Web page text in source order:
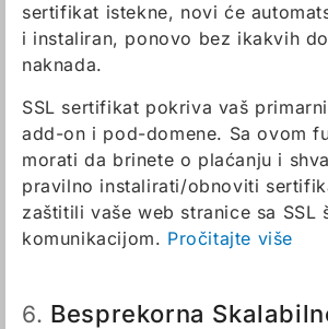
sertifikat istekne, novi će
i instaliran, ponovo bez ikakvih
naknada.
SSL sertifikat pokriva vaš
add-on i pod-domene. Sa ovom
morati da brinete o plaćanju i
pravilno instalirati/obnoviti
zaštitili vaše web stranice sa SSL
komunikacijom. Pročitajte više
6. Besprekorna